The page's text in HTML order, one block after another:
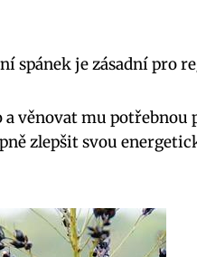
spánek je zásadní pro
a věnovat mu
zlepšit svou